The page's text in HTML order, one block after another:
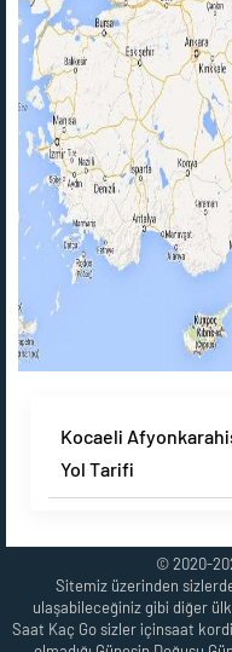
Kocaeli
Yol Tarifi
© 2020-
Sitemiz üzerinden
ulaşabileceğiniz gibi diğer
Saat Kaç Go sizler içinsaat